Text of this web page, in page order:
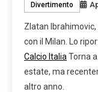
Divertimento
Zlatan
con il Milan. Lo
Calcio Italia Torna
estate, ma
altro anno.